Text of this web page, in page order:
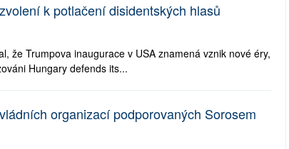
k potlačení disidentských hlasů
že Trumpova inaugurace v USA znamená vznik nové éry,
Hungary defends its...
organizací podporovaných Sorosem